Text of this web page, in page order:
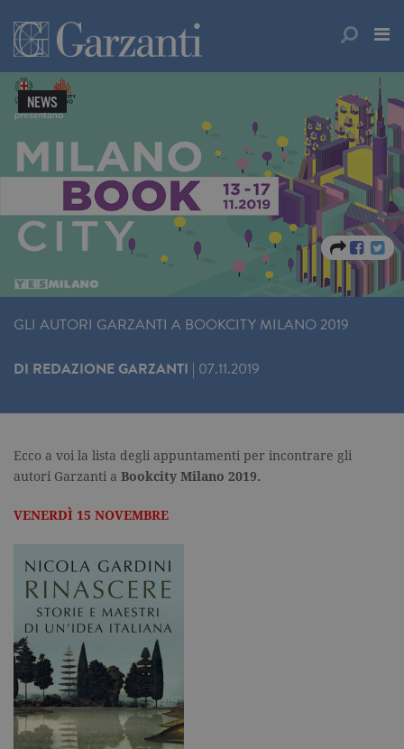
NEWS
GLI AUTORI GARZANTI A BOOKCITY MILANO 2019
DI REDAZIONE GARZANTI | 07.11.2019
Ecco a voi la lista degli appuntamenti per incontrare gli
autori Garzanti a Bookcity Milano 2019.
VENERDÌ 15 NOVEMBRE